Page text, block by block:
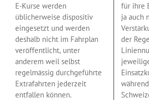
E-Kurse werden
üblicherweise dispositiv
eingesetzt und werden
deshalb nicht im Fahrplan
veröffentlicht, unter
anderem weil selbst
regelmässig durchgeführte
Extrafahrten jederzeit
entfallen können.
für ihre
ja auch
der